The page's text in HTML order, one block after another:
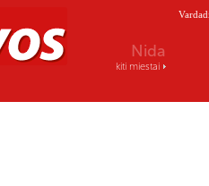
Nida
kiti miestai